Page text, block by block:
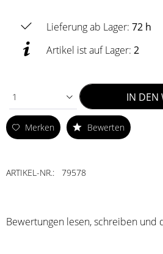
Lieferung ab Lager: 72 h
Artikel ist auf Lager: 2
1 IN DEN
Merken Bewerten
ARTIKEL-NR.: 79578
Bewertungen lesen, schreiben und